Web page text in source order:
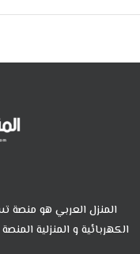
المنزل العربي هو منصة
الكهربائية و المنزلية